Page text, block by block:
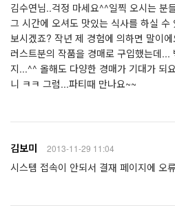
김수연님..걱정 마세요^^일찍 오시는 분
그 시간에 오셔도 맛있는 식사를 하실
보시겠죠? 작년 제 경험에 의하면 말이
러스트분의 작품을 경매로 구입했는데...
지...^^ 올해도 다양한 경매가 기대가 되
니 ㅋㅋ 그럼...파티때 만나요~~
김보미 2013-11-29 11:04
시스템 접속이 안되서 결재 페이지에 오